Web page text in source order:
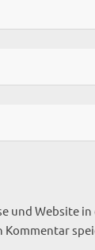
und Website